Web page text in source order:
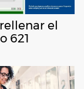
el
621